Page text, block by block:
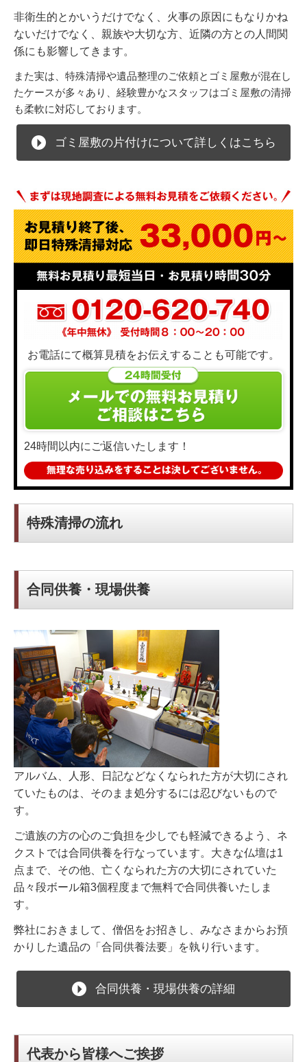
非衛生的とかいうだけでなく、火事の原因にもなりかね
ないだけでなく、親族や大切な方、近隣の方との人間関
係にも影響してきます。
また実は、特殊清掃や遺品整理のご依頼とゴミ屋敷が混在し
たケースが多々あり、経験豊かなスタッフはゴミ屋敷の清掃
も柔軟に対応しております。
ゴミ屋敷の片付けについて詳しくはこちら
お電話にて概算見積をお伝えすることも可能です。
24時間以内にご返信いたします！
特殊清掃の流れ
合同供養・現場供養
アルバム、人形、日記などなくなられた方が大切にされ
ていたものは、そのまま処分するには忍びないもので
す。
ご遺族の方の心のご負担を少しでも軽減できるよう、ネ
クストでは合同供養を行なっています。大きな仏壇は1
点まで、その他、亡くなられた方の大切にされていた
品々段ボール箱3個程度まで無料で合同供養いたしま
す。
弊社におきまして、僧侶をお招きし、みなさまからお預
かりした遺品の「合同供養法要」を執り行います。
合同供養・現場供養の詳細
代表から皆様へご挨拶